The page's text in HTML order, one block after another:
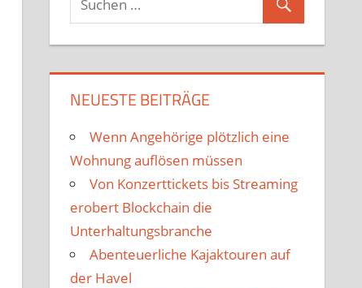
NEUESTE BEITRÄGE
Wenn Angehörige plötzlich eine
Wohnung auflösen müssen
Von Konzerttickets bis Streaming
erobert Blockchain die
Unterhaltungsbranche
Abenteuerliche Kajaktouren auf
der Havel